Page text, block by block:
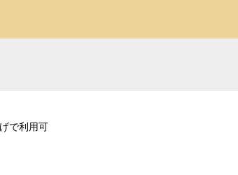
で利用可